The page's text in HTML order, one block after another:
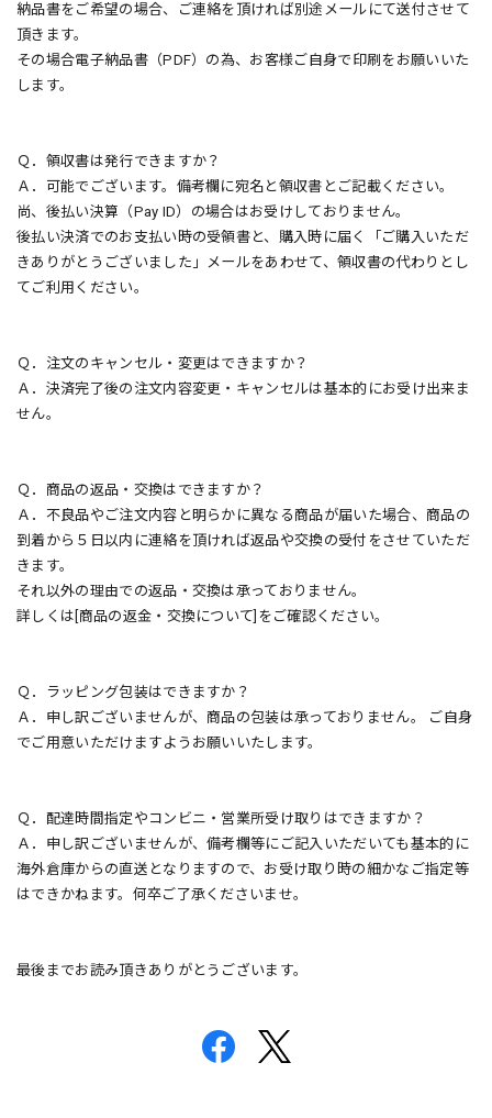
納品書をご希望の場合、ご連絡を頂ければ別途メールにて送付させて
頂きます。
その場合電子納品書（PDF）の為、お客様ご自身で印刷をお願いいた
します。
Ｑ．領収書は発行できますか？
Ａ．可能でございます。備考欄に宛名と領収書とご記載ください。
尚、後払い決算（Pay ID）の場合はお受けしておりません。
後払い決済でのお支払い時の受領書と、購入時に届く「ご購入いただ
きありがとうございました」メールをあわせて、領収書の代わりとし
てご利用ください。
Ｑ．注文のキャンセル・変更はできますか？
Ａ．決済完了後の注文内容変更・キャンセルは基本的にお受け出来ま
せん。
Ｑ．商品の返品・交換はできますか？
Ａ．不良品やご注文内容と明らかに異なる商品が届いた場合、商品の
到着から５日以内に連絡を頂ければ返品や交換の受付をさせていただ
きます。
それ以外の理由での返品・交換は承っておりません。
詳しくは[商品の返金・交換について]をご確認ください。
Ｑ．ラッピング包装はできますか？
Ａ．申し訳ございませんが、商品の包装は承っておりません。 ご自身
でご用意いただけますようお願いいたします。
Ｑ．配達時間指定やコンビニ・営業所受け取りはできますか？
Ａ．申し訳ございませんが、備考欄等にご記入いただいても基本的に
海外倉庫からの直送となりますので、お受け取り時の細かなご指定等
はできかねます。何卒ご了承くださいませ。
最後までお読み頂きありがとうございます。